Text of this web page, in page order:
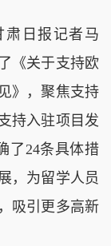
肃日报记者马
《关于支持欧
》，聚焦支持
持入驻项目发
了24条具体措
，为留学人员
吸引更多高新